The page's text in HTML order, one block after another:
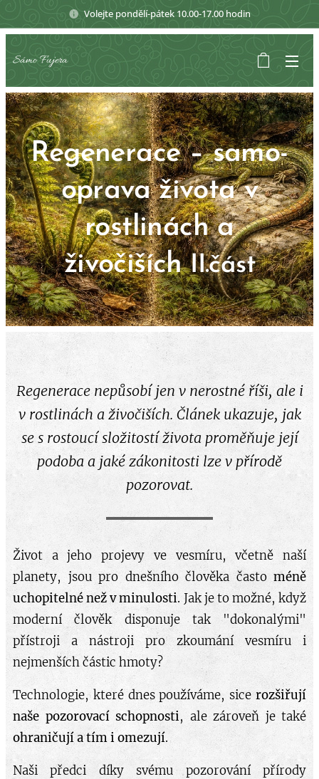
Volejte pondělí-pátek 10.00-17.00 hodin
Sámo Fujera
Regenerace – samo-
oprava života v
rostlinách a
živočišíchII.část
Regenerace nepůsobí jen v nerostné říši, ale i
v rostlinách a živočiších. Článek ukazuje, jak
se s rostoucí složitostí života proměňuje její
podoba a jaké zákonitosti lze v přírodě
pozorovat.
Život a jeho projevy ve vesmíru, včetně naší
planety, jsou pro dnešního člověka často méně
uchopitelné než v minulosti. Jak je to možné, když
moderní člověk disponuje tak "dokonalými"
přístroji a nástroji pro zkoumání vesmíru i
nejmenších částic hmoty?
Technologie, které dnes používáme, sice rozšiřují
naše pozorovací schopnosti, ale zároveň je také
ohraničují a tím i omezují.
Naši předci díky svému pozorování přírody